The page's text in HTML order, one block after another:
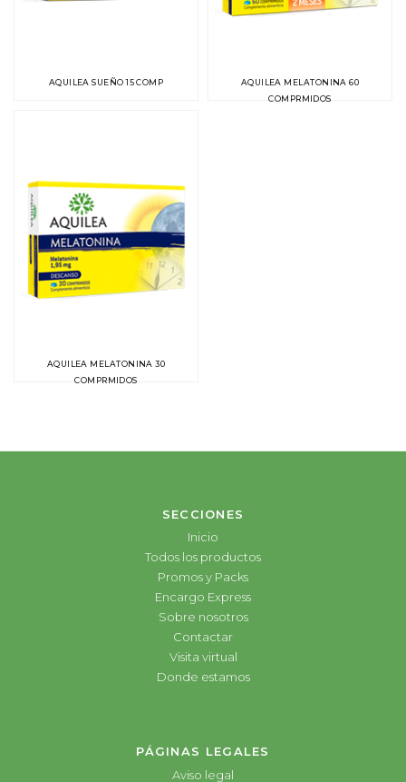
AQUILEA SUEÑO 15 COMP
AQUILEA MELATONINA 60
COMPRMIDOS
AQUILEA MELATONINA 30
COMPRMIDOS
SECCIONES
Inicio
Todos los productos
Promos y Packs
Encargo Express
Sobre nosotros
Contactar
Visita virtual
Donde estamos
PÁGINAS LEGALES
Aviso legal